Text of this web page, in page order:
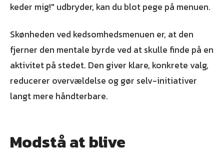
keder mig!" udbryder, kan du blot pege på menuen.
Skønheden ved kedsomhedsmenuen er, at den
fjerner den mentale byrde ved at skulle finde på en
aktivitet på stedet. Den giver klare, konkrete valg,
reducerer overvældelse og gør selv-initiativer
langt mere håndterbare.
Modstå at blive